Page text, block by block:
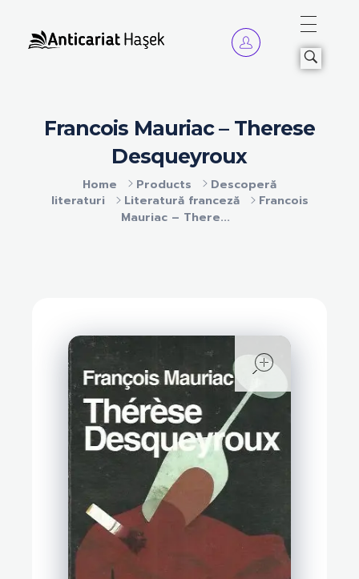
Home Products
Descoperă
literaturi
Literatură franceză
Francois
Mauriac – There...
Francois Mauriac – Therese
Desqueyroux